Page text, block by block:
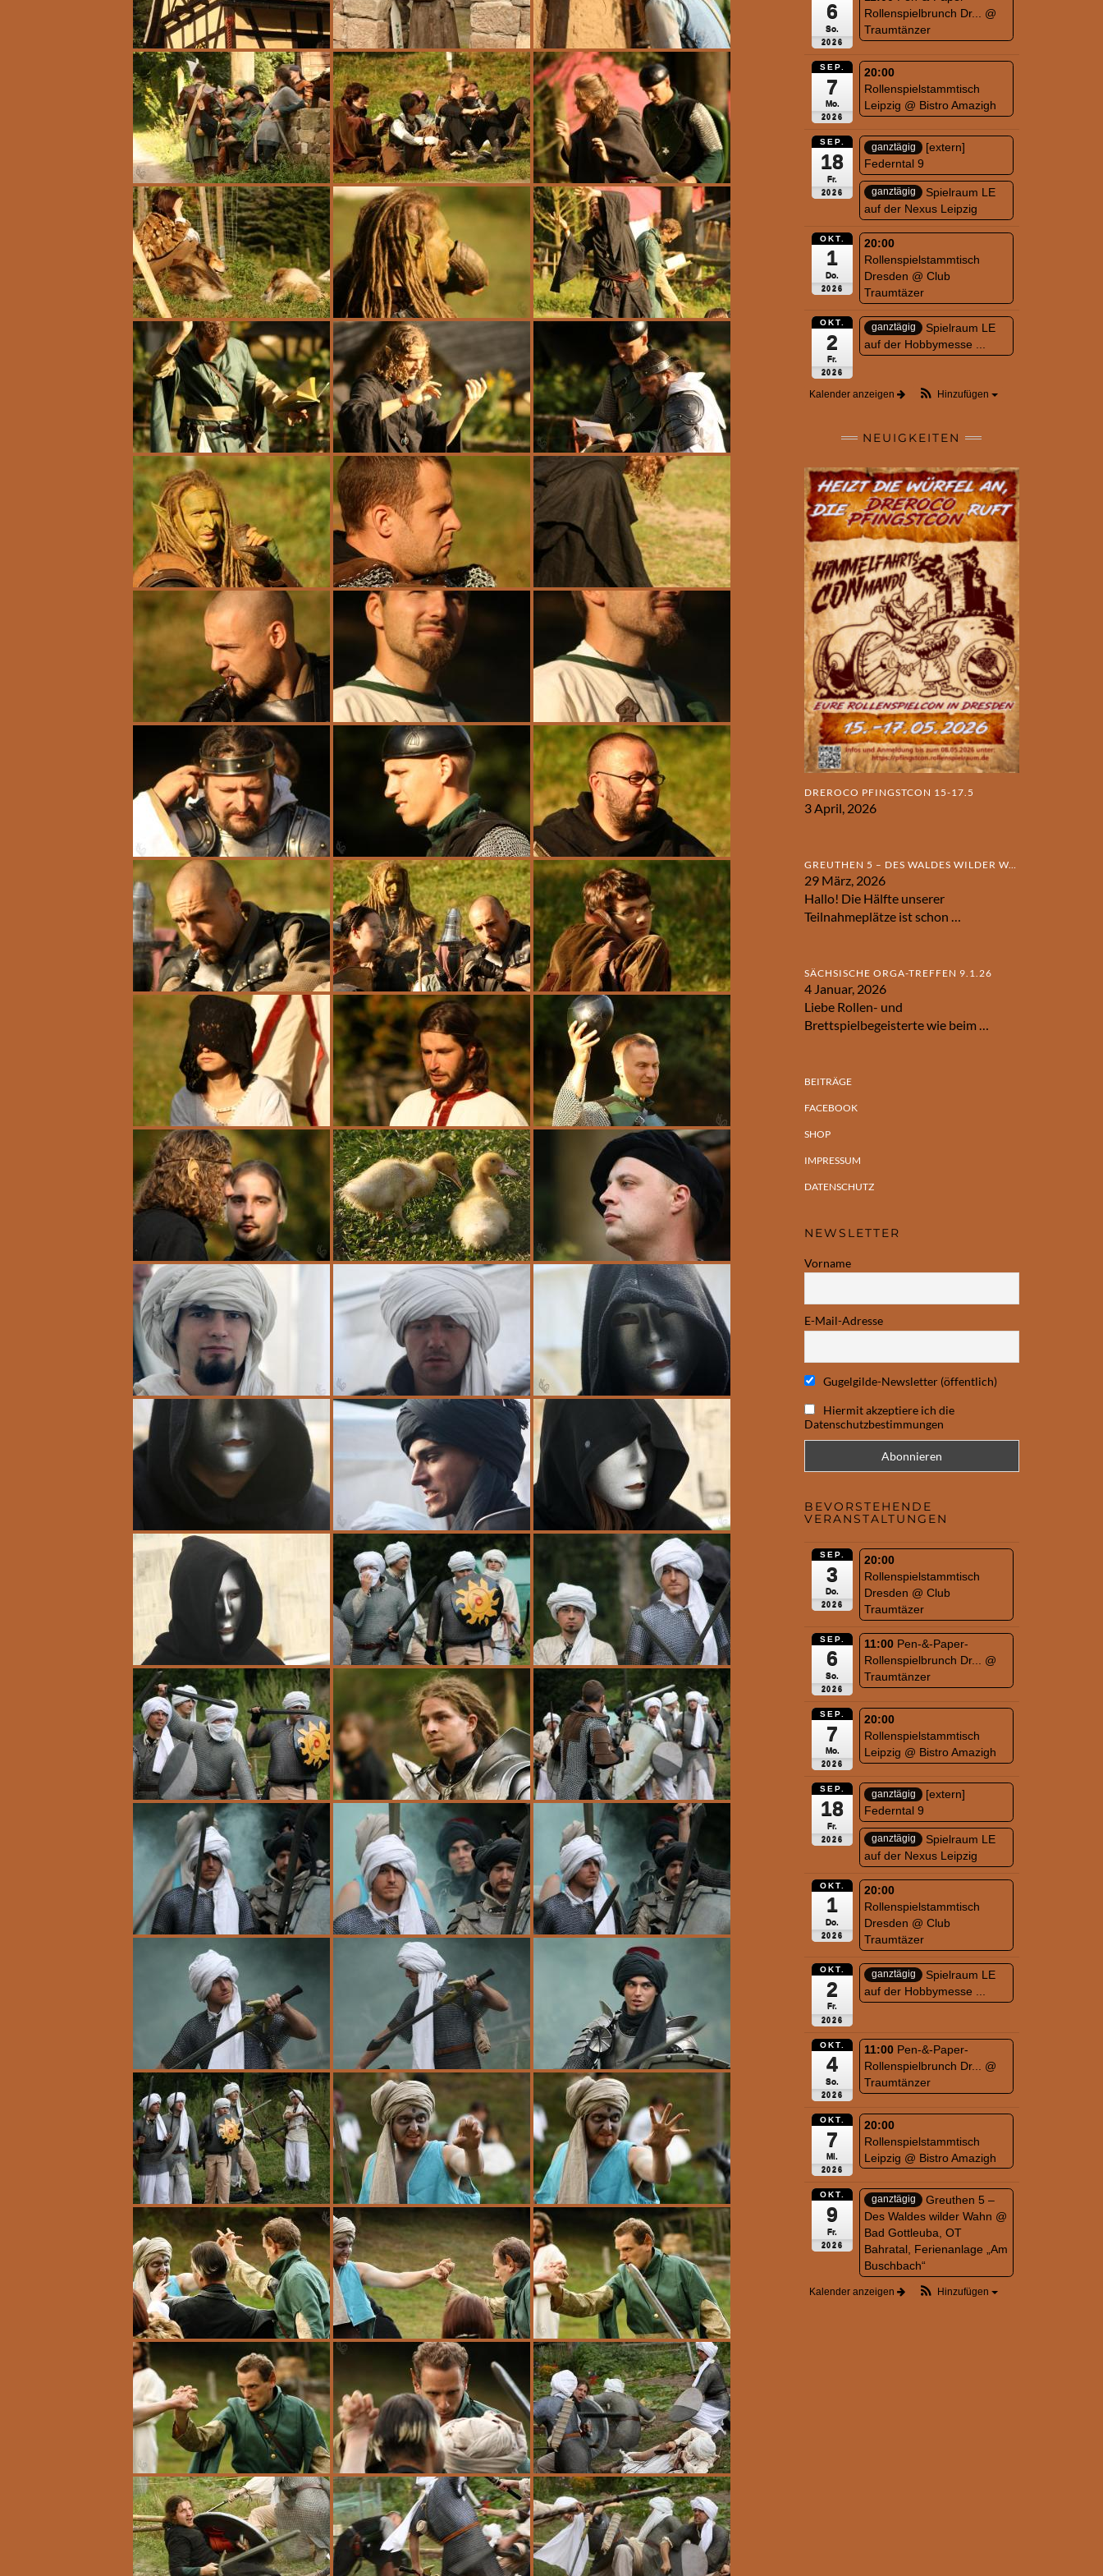
6
So.
2026
Rollenspielbrunch Dr... @
Traumtänzer
SEP.
7
Mo.
2026
20:00
Rollenspielstammtisch
Leipzig @ Bistro Amazigh
SEP.
18
Fr.
2026
ganztägig
[extern]
Federntal 9
ganztägig
Spielraum LE
auf der Nexus Leipzig
OKT.
1
Do.
2026
20:00
Rollenspielstammtisch
Dresden @ Club
Traumtäzer
OKT.
2
Fr.
2026
ganztägig
Spielraum LE
auf der Hobbymesse ...
Kalender anzeigen Hinzufügen
NEUIGKEITEN
DREROCO PFINGSTCON 15-17.5
3 April, 2026
GREUTHEN 5 – DES WALDES WILDER WAHN
29 März, 2026
Hallo! Die Hälfte unserer
Teilnahmeplätze ist schon
SÄCHSISCHE ORGA-TREFFEN 9.1.26
4 Januar, 2026
Liebe Rollen- und
Brettspielbegeisterte wie beim
BEITRÄGE
FACEBOOK
SHOP
IMPRESSUM
DATENSCHUTZ
NEWSLETTER
Vorname
E-Mail-Adresse
Gugelgilde-Newsletter (öffentlich)
Hiermit akzeptiere ich die
Datenschutzbestimmungen
BEVORSTEHENDE
VERANSTALTUNGEN
SEP.
3
Do.
2026
20:00
Rollenspielstammtisch
Dresden @ Club
Traumtäzer
SEP.
6
So.
2026
11:00 Pen-&-Paper-
Rollenspielbrunch Dr... @
Traumtänzer
SEP.
7
Mo.
2026
20:00
Rollenspielstammtisch
Leipzig @ Bistro Amazigh
SEP.
18
Fr.
2026
ganztägig
[extern]
Federntal 9
ganztägig
Spielraum LE
auf der Nexus Leipzig
OKT.
1
Do.
2026
20:00
Rollenspielstammtisch
Dresden @ Club
Traumtäzer
OKT.
2
Fr.
2026
ganztägig
Spielraum LE
auf der Hobbymesse ...
OKT.
4
So.
2026
11:00 Pen-&-Paper-
Rollenspielbrunch Dr... @
Traumtänzer
OKT.
7
Mi.
2026
20:00
Rollenspielstammtisch
Leipzig @ Bistro Amazigh
OKT.
9
Fr.
2026
ganztägig
Greuthen 5 –
Des Waldes wilder Wahn @
Bad Gottleuba, OT
Bahratal, Ferienanlage „Am
Buschbach“
Kalender anzeigen Hinzufügen